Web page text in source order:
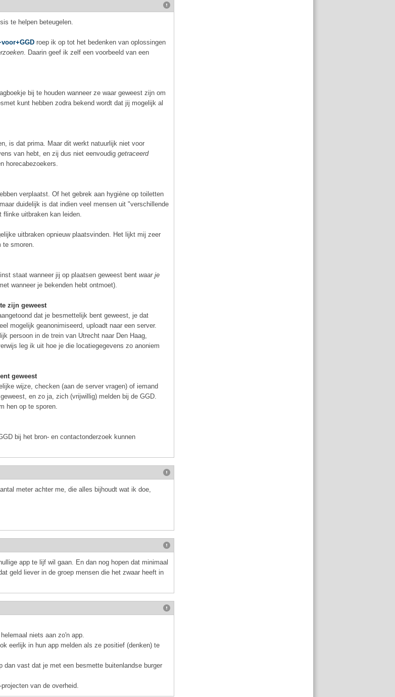
te helpen beteugelen.
roep ik op tot het bedenken van oplossingen
. Daarin geef ik zelf een voorbeeld van een
bij te houden wanneer ze waar geweest zijn om
kunt hebben zodra bekend wordt dat jij mogelijk al
is dat prima. Maar dit werkt natuurlijk niet voor
van hebt, en zij dus niet eenvoudig getraceerd
horecabezoekers.
verplaatst. Of het gebrek aan hygiène op toiletten
duidelijk is dat indien veel mensen uit "verschillende
flinke uitbraken kan leiden.
uitbraken opnieuw plaatsvinden. Het lijkt mij zeer
te smoren.
staat wanneer jij op plaatsen geweest bent waar je
wanneer je bekenden hebt ontmoet).
zijn geweest
dat je besmettelijk bent geweest, je dat
mogelijk geanonimiseerd, uploadt naar een server.
persoon in de trein van Utrecht naar Den Haag,
leg ik uit hoe je die locatiegegevens zo anoniem
geweest
wijze, checken (aan de server vragen) of iemand
en zo ja, zich (vrijwillig) melden bij de GGD.
hen op te sporen.
bij het bron- en contactonderzoek kunnen
meter achter me, die alles bijhoudt wat ik doe,
app te lijf wil gaan. En dan nog hopen dat minimaal
geld liever in de groep mensen die het zwaar heeft in
niets aan zo'n app.
eerlijk in hun app melden als ze positief (denken) te
vast dat je met een besmette buitenlandse burger
van de overheid.